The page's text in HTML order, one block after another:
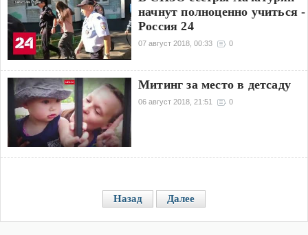
начнут полноценно учиться -
Россия 24
07 август 2018, 00:33 0
Митинг за место в детсаду
06 август 2018, 21:51 0
Назад Далее